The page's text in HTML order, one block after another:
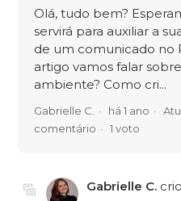
Olá, tudo bem?
servirá para auxiliar a
de um comunicado no
artigo vamos falar
ambiente? Como cri...
Gabrielle C. há 1 ano
comentário
1 voto
Gabrielle C.